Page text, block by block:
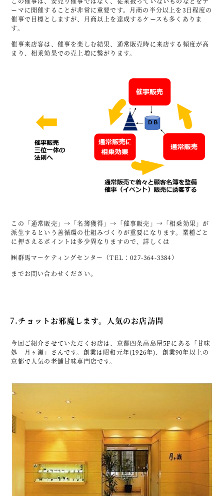
ーマに開催することが非常に重要です。月商の半分以上を3日程度の
催事で目標としますが、月商以上を達成するケースも多くありま
す。
催事来店客は、催事を楽しむ結果、通常販売時に来店する頻度が高
まり、相乗効果での売上増に繋がります。
この「通常販売」→「名簿獲得」→「催事販売」→「相乗効果」が
派生するという善循環の仕組みづくりが重要になります。業種ごと
に押さえるポイントは多少異なりますので、詳しくは
㈱群馬マーケティングセンター（TEL：027-364-3384）
までお問い合わせください。
7.チョットお邪魔します。人気のお店訪問
今回ご紹介させていただくお店は、京都四条高島屋5Fにある「甘味
処 月ヶ瀬」さんです。創業は昭和元年(1926年)、創業90年以上の
京都で人気の老舗甘味専門店です。